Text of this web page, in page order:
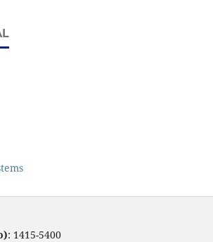
: 1415-5400